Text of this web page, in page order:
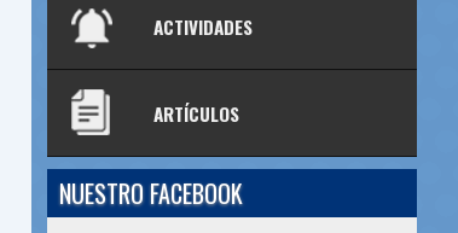
ACTIVIDADES
ARTÍCULOS
NUESTRO FACEBOOK